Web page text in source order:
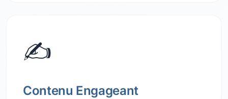
✍️
Contenu Engageant